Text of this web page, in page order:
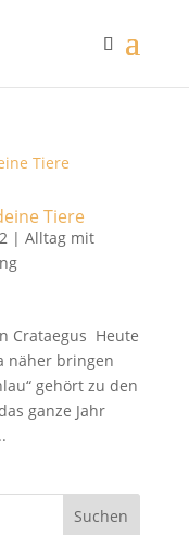
Tiere
| Alltag mit
Crataegus Heute
näher bringen
gehört zu den
ganze Jahr